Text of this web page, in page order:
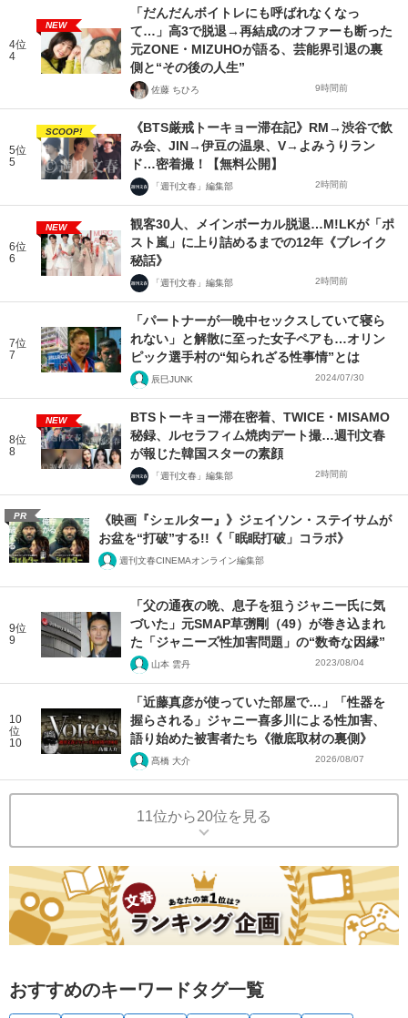
4位
4
NEW
「だんだんボイトレにも呼ばれなくなっ
て…」高3で脱退→再結成のオファーも断った
元ZONE・MIZUHOが語る、芸能界引退の裏
側と“その後の人生”
佐藤 ちひろ 9時間前
5位
5
SCOOP!
《BTS厳戒トーキョー滞在記》RM→渋谷で飲
み会、JIN→伊豆の温泉、V→よみうりラン
ド…密着撮！【無料公開】
「週刊文春」編集部 2時間前
6位
6
NEW
観客30人、メインボーカル脱退…M!LKが「ポ
スト嵐」に上り詰めるまでの12年《ブレイク
秘話》
「週刊文春」編集部 2時間前
7位
7
「パートナーが一晩中セックスしていて寝ら
れない」と解散に至った女子ペアも…オリン
ピック選手村の“知られざる性事情”とは
辰巳JUNK 2024/07/30
8位
8
NEW
BTSトーキョー滞在密着、TWICE・MISAMO
秘録、ルセラフィム焼肉デート撮…週刊文春
が報じた韓国スターの素顔
「週刊文春」編集部 2時間前
PR
《映画『シェルター』》ジェイソン・ステイサムが
お盆を“打破”する!!《「眠眠打破」コラボ》
週刊文春CINEMAオンライン編集部
9位
9
「父の通夜の晩、息子を狙うジャニー氏に気
づいた」元SMAP草彅剛（49）が巻き込まれ
た「ジャニーズ性加害問題」の“数奇な因縁”
山本 雲丹 2023/08/04
10
位
10
「近藤真彦が使っていた部屋で…」「性器を
握らされる」ジャニー喜多川による性加害、
語り始めた被害者たち《徹底取材の裏側》
髙橋 大介 2026/08/07
11位から20位を見る
おすすめのキーワードタグ一覧